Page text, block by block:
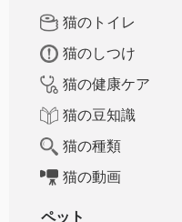
猫のトイレ
猫のしつけ
猫の健康ケア
猫の豆知識
猫の種類
猫の動画
ペット